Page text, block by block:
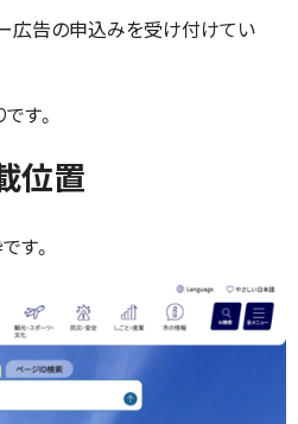
広告の申込みを受け付けてい
す。
位置
す。